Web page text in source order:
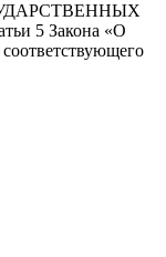
5 Закона «О